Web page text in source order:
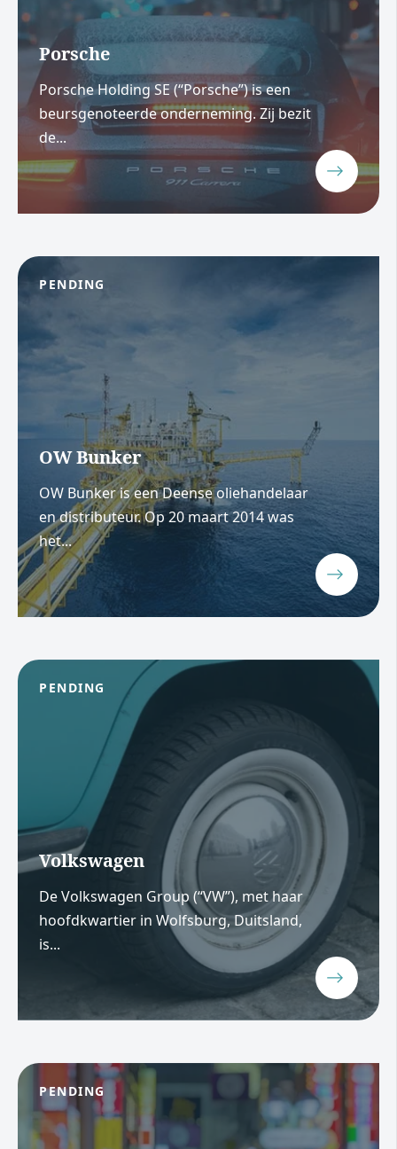
Porsche
Porsche Holding SE (“Porsche”) is een
beursgenoteerde onderneming. Zij bezit
de...
PENDING
OW Bunker
OW Bunker is een Deense oliehandelaar
en distributeur. Op 20 maart 2014 was
het...
PENDING
Volkswagen
De Volkswagen Group (“VW”), met haar
hoofdkwartier in Wolfsburg, Duitsland,
is...
PENDING